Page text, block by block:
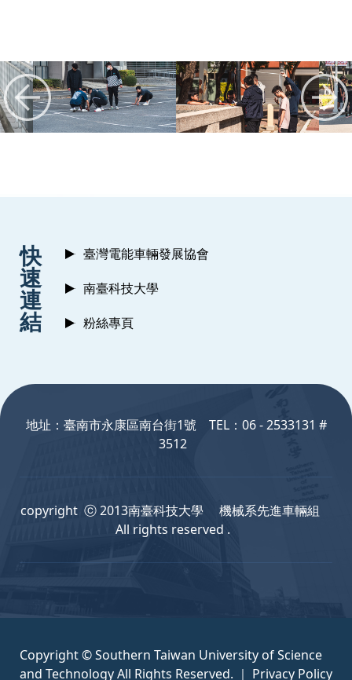
快
速
連
結
臺灣電能車輛發展協會
南臺科技大學
粉絲專頁
地址：臺南市永康區南台街1號 TEL：06 - 2533131 #
3512
copyright ⓒ 2013南臺科技大學 機械系先進車輛組
All rights reserved .
Copyright © Southern Taiwan University of Science
and Technology All Rights Reserved. ｜ Privacy Policy